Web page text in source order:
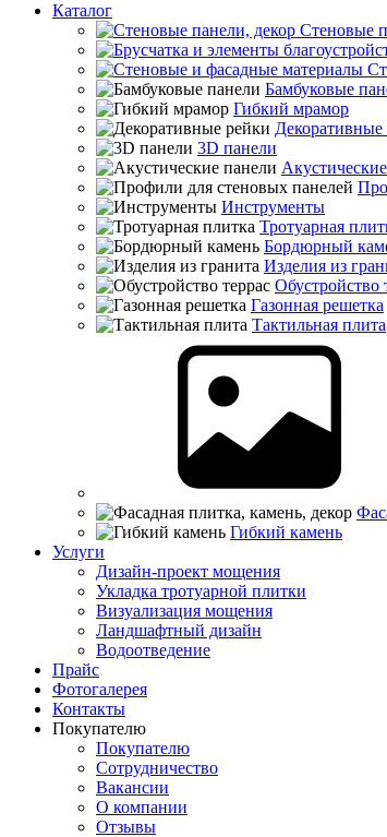
Каталог
Стеновые
Бамбуковые
Гибкий мрамор
Декоративные
3D панели
Инструменты
Тротуарная
Бордюрный
Изделия из
Обустройство
Газонная решетка
Тактильная плита
Гибкий камень
Услуги
Дизайн-проект мощения
Укладка тротуарной плитки
Визуализация мощения
Ландшафтный дизайн
Водоотведение
Прайс
Фотогалерея
Контакты
Покупателю
Покупателю
Сотрудничество
Вакансии
О компании
Отзывы